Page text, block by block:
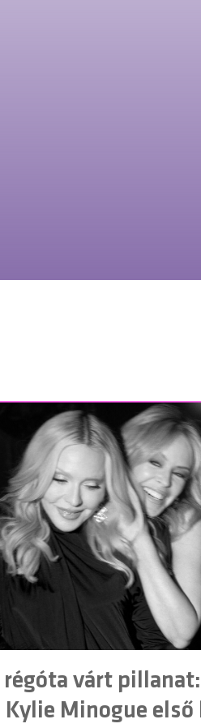
régóta várt
Kylie Minogue